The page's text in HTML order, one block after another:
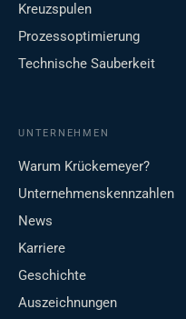
Kreuzspulen
Prozessoptimierung
Technische Sauberkeit
UNTERNEHMEN
Warum Krückemeyer?
Unternehmenskennzahlen
News
Karriere
Geschichte
Auszeichnungen